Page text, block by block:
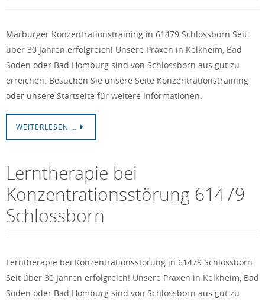
Marburger Konzentrationstraining in 61479 Schlossborn Seit
über 30 Jahren erfolgreich! Unsere Praxen in Kelkheim, Bad
Soden oder Bad Homburg sind von Schlossborn aus gut zu
erreichen. Besuchen Sie unsere Seite Konzentrationstraining
oder unsere Startseite für weitere Informationen.
WEITERLESEN …
Lerntherapie bei
Konzentrationsstörung 61479
Schlossborn
Lerntherapie bei Konzentrationsstörung in 61479 Schlossborn
Seit über 30 Jahren erfolgreich! Unsere Praxen in Kelkheim, Bad
Soden oder Bad Homburg sind von Schlossborn aus gut zu